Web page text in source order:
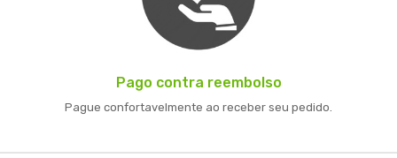
Pago contra reembolso
Pague confortavelmente ao receber seu pedido.